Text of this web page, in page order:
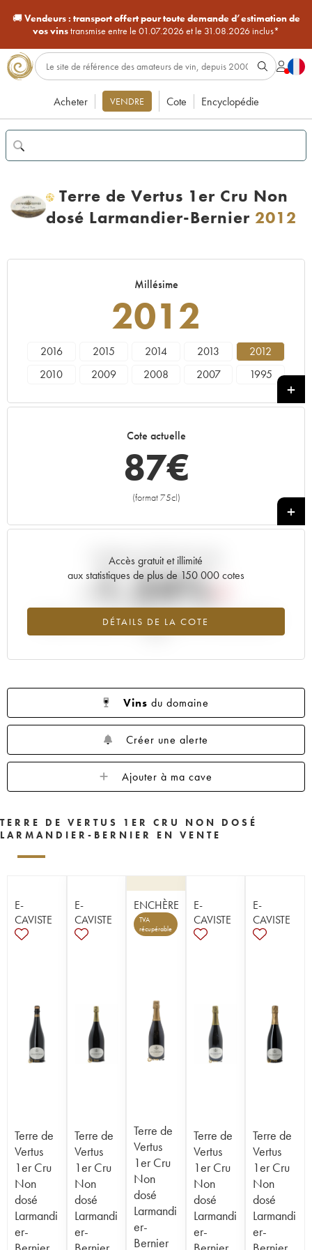
🚚Vendeurs : transport offert pour toute demande d’estimation de
vos vinstransmise entre le 01.07.2026 et le 31.08.2026 inclus*
Acheter VENDRE Cote Encyclopédie
H Terre de Vertus 1er Cru Non
dosé Larmandier-Bernier 2012
Millésime
2012
2016 2015 2014 2013
2012
2010
2009 2008 2007
1995
Cote actuelle
87€
(format 75cl)
+
Accès gratuit et illimité
aux statistiques de plus de 150 000 cotes
DÉTAILS DE LA COTE
Tendance actuelle de la cote
-1.24%
Tendance à la baisse du millésime 2012 en 2026 par rapport à
Vins du domaine
Créer une alerte
Ajouter à ma cave
TERRE DE VERTUS 1ER CRU NON DOSÉ
LARMANDIER-BERNIER EN VENTE
E-
CAVISTE
Terre de
Vertus
1er Cru
Non
dosé
Larmandi
er-
E-
CAVISTE
Terre de
Vertus
1er Cru
Non
dosé
Larmandi
er-
ENCHÈRE
TVA
récupérable
Terre de
Vertus
1er Cru
Non
dosé
Larmandi
er-
Bernier
E-
CAVISTE
Terre de
Vertus
1er Cru
Non
dosé
Larmandi
er-
E-
CAVISTE
Terre de
Vertus
1er Cru
Non
dosé
Larmandi
er-